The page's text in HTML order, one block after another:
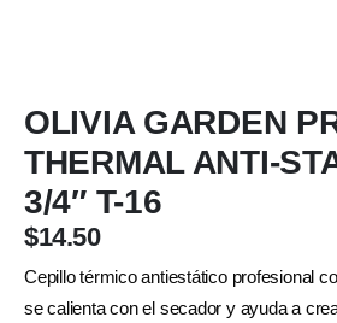
OLIVIA GARDEN
THERMAL ANTI-
3/4″ T-16
$14.50
Cepillo térmico antiestático profesional
se calienta con el secador y ayuda a